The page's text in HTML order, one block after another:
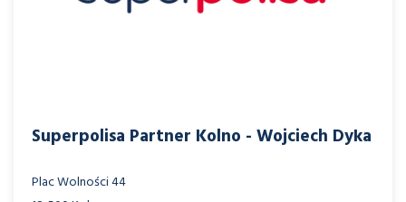
Superpolisa Partner Kolno - Wojciech Dyka
Plac Wolności 44